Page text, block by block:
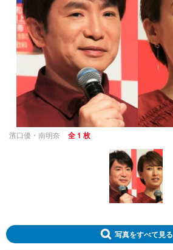
濱口優・南明奈 全 1 枚
写真をすべて見る